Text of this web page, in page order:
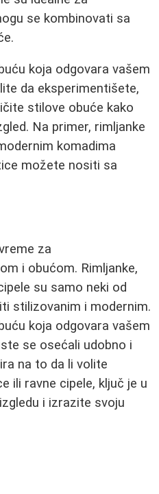
se kombinovati sa
koja odgovara vašem
da eksperimentišete,
stilove obuće kako
Na primer, rimljanke
komadima
možete nositi sa
za
i obućom. Rimljanke,
su samo neki od
stilizovanim i modernim.
koja odgovara vašem
se osećali udobno i
na to da li volite
ili ravne cipele, ključ je u
i izrazite svoju